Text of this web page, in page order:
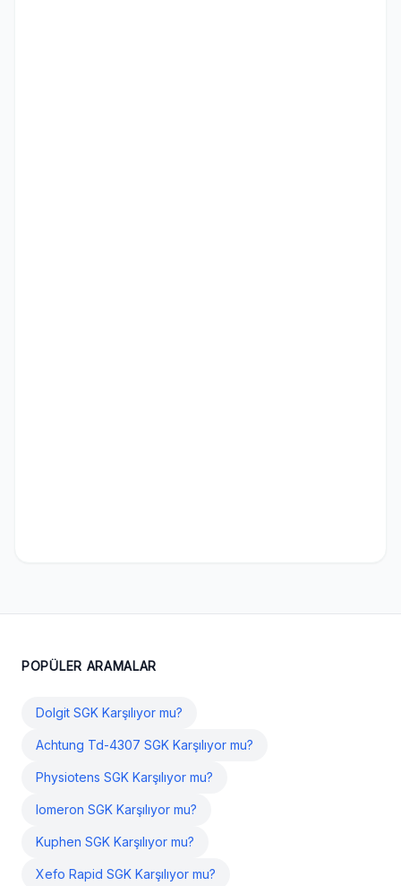
POPÜLER ARAMALAR
Dolgit SGK Karşılıyor mu?
Achtung Td-4307 SGK Karşılıyor mu?
Physiotens SGK Karşılıyor mu?
Iomeron SGK Karşılıyor mu?
Kuphen SGK Karşılıyor mu?
Xefo Rapid SGK Karşılıyor mu?